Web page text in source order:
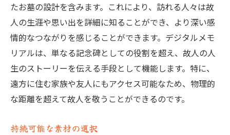
たお墓の設計を含みます。これにより、訪れる人々は故
人の生涯や思い出を詳細に知ることができ、より深い感
情的なつながりを感じることができます。デジタルメモ
リアルは、単なる記念碑としての役割を超え、故人の人
生のストーリーを伝える手段として機能します。特に、
遠方に住む家族や友人にもアクセス可能なため、物理的
な距離を超えて故人を敬うことができるのです。
持続可能な素材の選択